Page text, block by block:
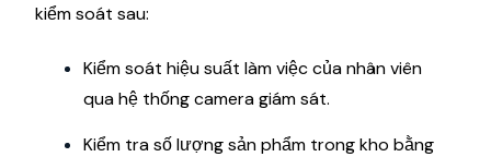
kiểm soát sau:
Kiểm soát hiệu suất làm việc của nhân viên
qua hệ thống camera giám sát.
Kiểm tra số lượng sản phẩm trong kho bằng